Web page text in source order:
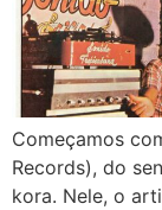
Começamos
Records), do
kora. Nele, o